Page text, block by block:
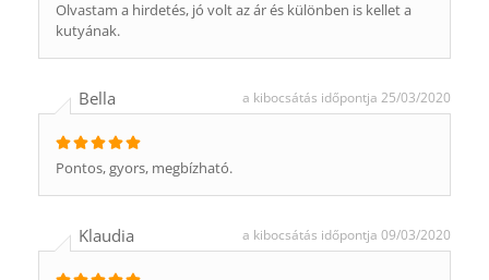
Olvastam a hirdetés, jó volt az ár és különben is kellet a
kutyának.
Bella a kibocsátás időpontja 25/03/2020
Pontos, gyors, megbízható.
Klaudia a kibocsátás időpontja 09/03/2020